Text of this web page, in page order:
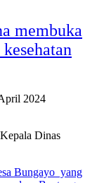
membuka
2024
Dinas